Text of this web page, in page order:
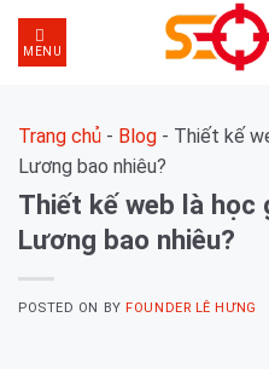
Skip
content
MENU
Trang chủ - Blog - Thiết kế
Lương bao nhiêu?
Thiết kế web là học
Lương bao nhiêu?
POSTED ON BYFOUNDER LÊ HƯNG